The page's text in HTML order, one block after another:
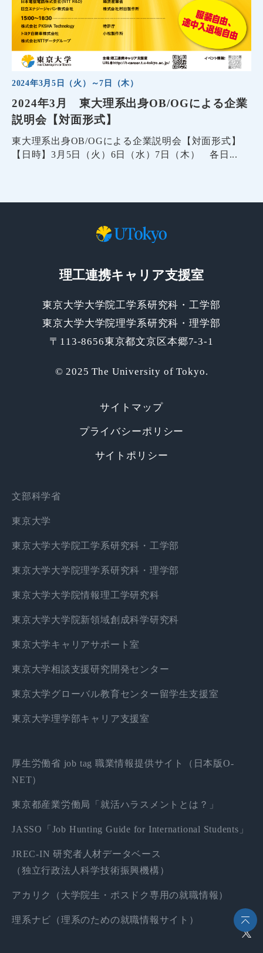
2024年3月5日（火）～7日（木）
2024年3月 東大理系出身OB/OGによる企業
説明会【対面形式】
東大理系出身OB/OGによる企業説明会【対面形式】
【日時】3月5日（火）6日（水）7日（木） 各日...
理工連携キャリア支援室
東京大学大学院工学系研究科・工学部
東京大学大学院理学系研究科・理学部
〒113-8656東京都文京区本郷7-3-1
© 2025 The University of Tokyo.
サイトマップ
プライバシーポリシー
サイトポリシー
文部科学省
東京大学
東京大学大学院工学系研究科・工学部
東京大学大学院理学系研究科・理学部
東京大学大学院情報理工学研究科
東京大学大学院新領域創成科学研究科
東京大学キャリアサポート室
東京大学相談支援研究開発センター
東京大学グローバル教育センター留学生支援室
東京大学理学部キャリア支援室
厚生労働省 job tag 職業情報提供サイト（日本版O-
NET）
東京都産業労働局「就活ハラスメントとは？」
JASSO「Job Hunting Guide for International Students」
JREC-IN 研究者人材データベース
（独立行政法人科学技術振興機構）
アカリク（大学院生・ポスドク専用の就職情報）
理系ナビ（理系のための就職情報サイト）